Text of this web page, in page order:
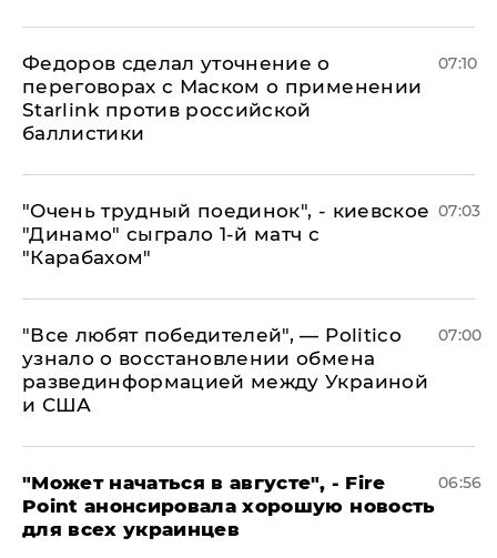
Федоров сделал уточнение о
переговорах с Маском о применении
Starlink против российской
баллистики
07:10
"Очень трудный поединок", - киевское
"Динамо" сыграло 1-й матч с
"Карабахом"
07:03
​"Все любят победителей", — Politico
узнало о восстановлении обмена
развединформацией между Украиной
и США
07:00
"Может начаться в августе", - Fire
Point анонсировала хорошую новость
для всех украинцев
06:56